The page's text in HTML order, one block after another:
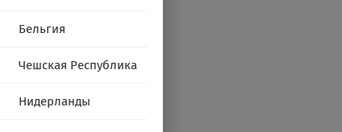
Бельгия
Чешская Республика
Нидерланды